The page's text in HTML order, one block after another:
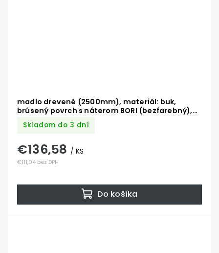
madlo drevené (2500mm), materiál: buk,
brúsený povrch s náterom BORI (bezfarebný),
set: 3 ks úchyt, madlo s ukončením
Skladom do 3 dní
€111,04 bez DPH
€136,58 / KS
Do košíka